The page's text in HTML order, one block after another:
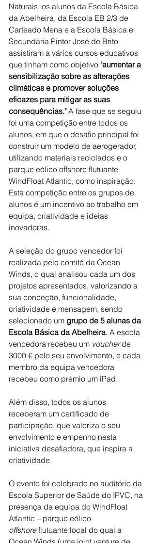
Naturais, os alunos da Escola Básica
da Abelheira, da Escola EB 2/3 de
Carteado Mena e a Escola Básica e
Secundária Pintor José de Brito
assistiram a vários cursos educativos
que tinham como objetivo "aumentar a
sensibilização sobre as alterações
climáticas e promover soluções
eficazes para mitigar as suas
consequências." A fase que se seguiu
foi uma competição entre todos os
alunos, em que o desafio principal foi
construir um modelo de aerogerador,
utilizando materiais reciclados e o
parque eólico offshore flutuante
WindFloat Atlantic, como inspiração.
Esta competição entre os grupos de
alunos é um incentivo ao trabalho em
equipa, criatividade e ideias
inovadoras.
A seleção do grupo vencedor foi
realizada pelo comité da Ocean
Winds, o qual analisou cada um dos
projetos apresentados, valorizando a
sua conceção, funcionalidade,
criatividade e mensagem, sendo
selecionado um grupo de 5 alunas da
Escola Básica da Abelheira. A escola
vencedora recebeu um voucher de
3000 € pelo seu envolvimento, e cada
membro da equipa vencedora
recebeu como prémio um iPad.
Além disso, todos os alunos
receberam um certificado de
participação, que valoriza o seu
envolvimento e empenho nesta
iniciativa desafiadora, que inspira a
criatividade.
O evento foi celebrado no auditório da
Escola Superior de Saúde do IPVC, na
presença da equipa do WindFloat
Atlantic – parque eólico
offshore flutuante local do qual a